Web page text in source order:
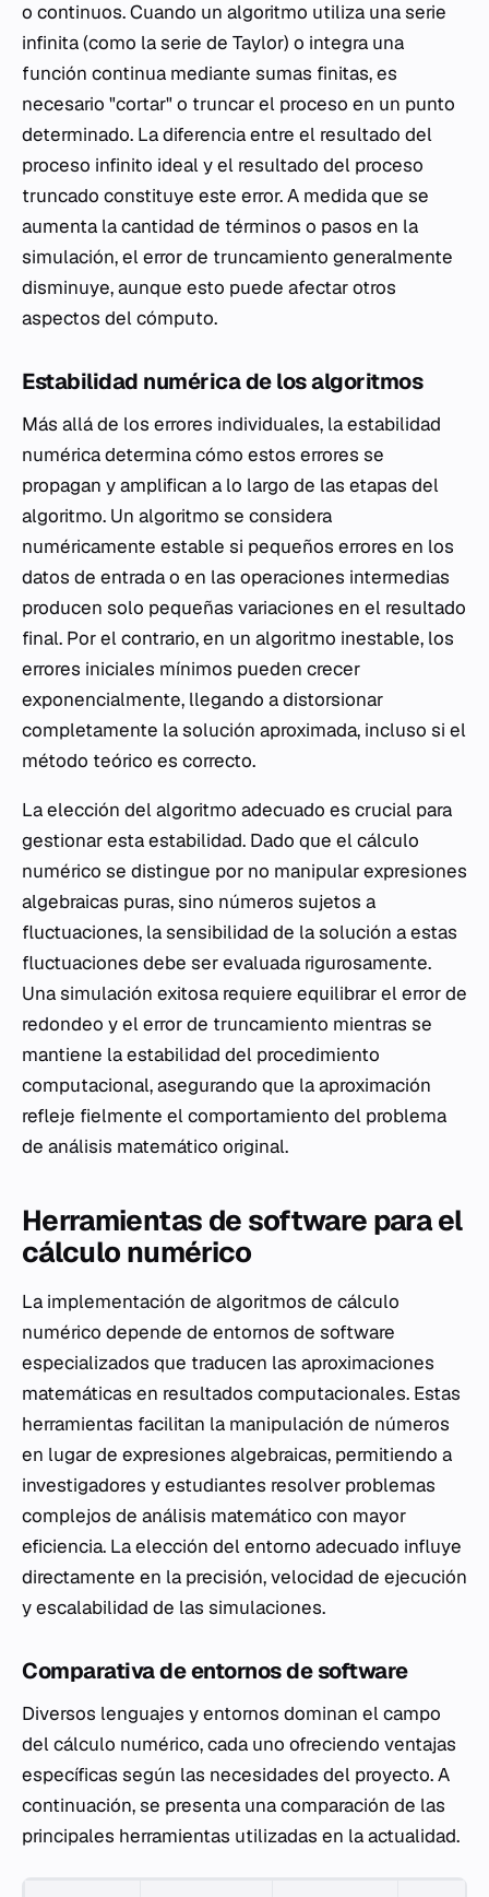
o continuos. Cuando un algoritmo utiliza una serie
infinita (como la serie de Taylor) o integra una
función continua mediante sumas finitas, es
necesario "cortar" o truncar el proceso en un punto
determinado. La diferencia entre el resultado del
proceso infinito ideal y el resultado del proceso
truncado constituye este error. A medida que se
aumenta la cantidad de términos o pasos en la
simulación, el error de truncamiento generalmente
disminuye, aunque esto puede afectar otros
aspectos del cómputo.
Estabilidad numérica de los algoritmos
Más allá de los errores individuales, la estabilidad
numérica determina cómo estos errores se
propagan y amplifican a lo largo de las etapas del
algoritmo. Un algoritmo se considera
numéricamente estable si pequeños errores en los
datos de entrada o en las operaciones intermedias
producen solo pequeñas variaciones en el resultado
final. Por el contrario, en un algoritmo inestable, los
errores iniciales mínimos pueden crecer
exponencialmente, llegando a distorsionar
completamente la solución aproximada, incluso si el
método teórico es correcto.
La elección del algoritmo adecuado es crucial para
gestionar esta estabilidad. Dado que el cálculo
numérico se distingue por no manipular expresiones
algebraicas puras, sino números sujetos a
fluctuaciones, la sensibilidad de la solución a estas
fluctuaciones debe ser evaluada rigurosamente.
Una simulación exitosa requiere equilibrar el error de
redondeo y el error de truncamiento mientras se
mantiene la estabilidad del procedimiento
computacional, asegurando que la aproximación
refleje fielmente el comportamiento del problema
de análisis matemático original.
Herramientas de software para el
cálculo numérico
La implementación de algoritmos de cálculo
numérico depende de entornos de software
especializados que traducen las aproximaciones
matemáticas en resultados computacionales. Estas
herramientas facilitan la manipulación de números
en lugar de expresiones algebraicas, permitiendo a
investigadores y estudiantes resolver problemas
complejos de análisis matemático con mayor
eficiencia. La elección del entorno adecuado influye
directamente en la precisión, velocidad de ejecución
y escalabilidad de las simulaciones.
Comparativa de entornos de software
Diversos lenguajes y entornos dominan el campo
del cálculo numérico, cada uno ofreciendo ventajas
específicas según las necesidades del proyecto. A
continuación, se presenta una comparación de las
principales herramientas utilizadas en la actualidad.